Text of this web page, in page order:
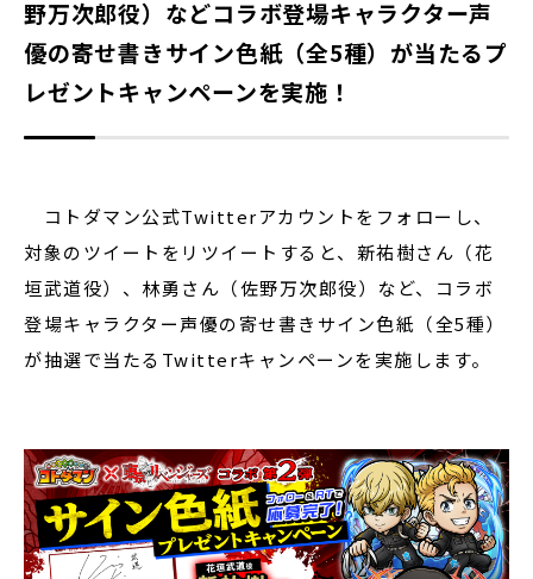
野万次郎役）などコラボ登場キャラクター声
優の寄せ書きサイン色紙（全5種）が当たるプ
レゼントキャンペーンを実施！
コトダマン公式Twitterアカウントをフォローし、
対象のツイートをリツイートすると、新祐樹さん（花
垣武道役）、林勇さん（佐野万次郎役）など、コラボ
登場キャラクター声優の寄せ書きサイン色紙（全5種）
が抽選で当たるTwitterキャンペーンを実施します。